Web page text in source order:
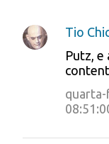
C
Tio
Putz, e
quarta-